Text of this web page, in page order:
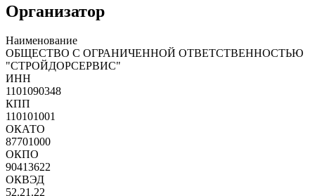
Организатор
Наименование
ОБЩЕСТВО С ОГРАНИЧЕННОЙ ОТВЕТСТВЕННОСТЬЮ
"СТРОЙДОРСЕРВИС"
ИНН
1101090348
КПП
110101001
ОКАТО
87701000
ОКПО
90413622
ОКВЭД
52.21.22